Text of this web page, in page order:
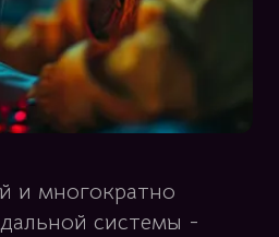
и многократно
системы -